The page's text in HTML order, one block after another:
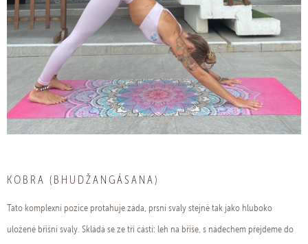
KOBRA (BHUDŽANGÁSANA)
Tato komplexní pozice protahuje záda, prsní svaly stejně tak jako hluboko
uložené břišní svaly. Skládá se ze tří částí: leh na břiše, s nádechem přejdeme do